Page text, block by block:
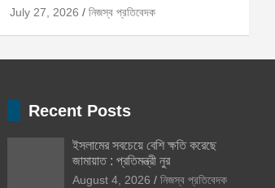
July 27, 2026 নিজস্ব প্রতিবেদক
Recent Posts
ইসলামের সবচেয়ে বেশি ক্ষতি করেছে
জামায়াত : প্রতিমন্ত্রী নুর
August 4, 2026 নিজস্ব প্রতিবেদক